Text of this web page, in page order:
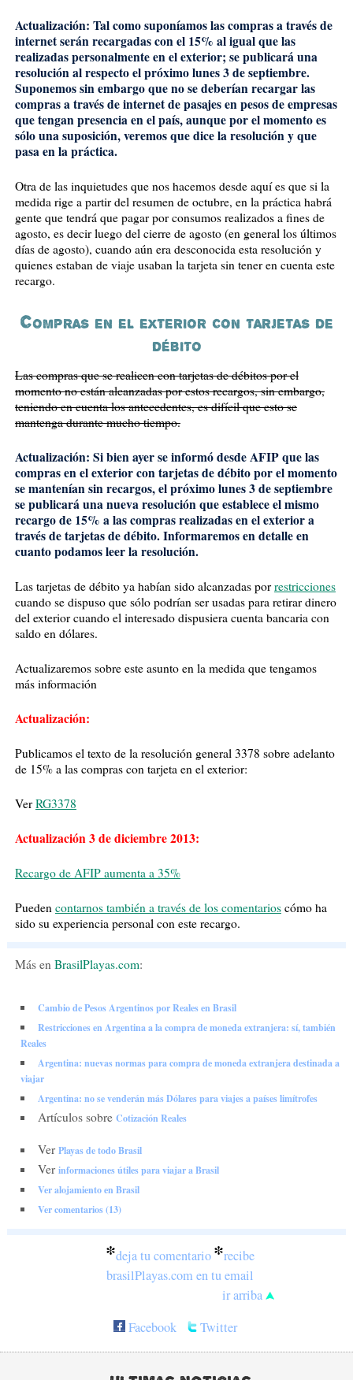
Actualización: Tal como suponíamos las compras a través de
internet serán recargadas con el 15% al igual que las
realizadas personalmente en el exterior; se publicará una
resolución al respecto el próximo lunes 3 de septiembre.
Suponemos sin embargo que no se deberían recargar las
compras a través de internet de pasajes en pesos de empresas
que tengan presencia en el país, aunque por el momento es
sólo una suposición, veremos que dice la resolución y que
pasa en la práctica.
Otra de las inquietudes que nos hacemos desde aquí es que si la
medida rige a partir del resumen de octubre, en la práctica habrá
gente que tendrá que pagar por consumos realizados a fines de
agosto, es decir luego del cierre de agosto (en general los últimos
días de agosto), cuando aún era desconocida esta resolución y
quienes estaban de viaje usaban la tarjeta sin tener en cuenta este
recargo.
Compras en el exterior con tarjetas de
débito
Las compras que se realicen con tarjetas de débitos por el
momento no están alcanzadas por estos recargos, sin embargo,
teniendo en cuenta los antecedentes, es difícil que esto se
mantenga durante mucho tiempo.
Actualización: Si bien ayer se informó desde AFIP que las
compras en el exterior con tarjetas de débito por el momento
se mantenían sin recargos, el próximo lunes 3 de septiembre
se publicará una nueva resolución que establece el mismo
recargo de 15% a las compras realizadas en el exterior a
través de tarjetas de débito. Informaremos en detalle en
cuanto podamos leer la resolución.
Las tarjetas de débito ya habían sido alcanzadas porrestricciones
cuando se dispuso que sólo podrían ser usadas para retirar dinero
del exterior cuando el interesado dispusiera cuenta bancaria con
saldo en dólares.
Actualizaremos sobre este asunto en la medida que tengamos
más información
Actualización:
Publicamos el texto de la resolución general 3378 sobre adelanto
de 15% a las compras con tarjeta en el exterior:
VerRG3378
Actualización 3 de diciembre 2013:
Recargo de AFIP aumenta a 35%
Pueden contarnos también a través de los comentarioscómo ha
sido su experiencia personal con este recargo.
Más en BrasilPlayas.com:
Cambio de Pesos Argentinos por Reales en Brasil
Restricciones en Argentina a la compra de moneda extranjera: sí, también
Reales
Argentina: nuevas normas para compra de moneda extranjera destinada a
viajar
Argentina: no se venderán más Dólares para viajes a países limítrofes
Artículos sobre Cotización Reales
Ver Playas de todo Brasil
Ver informaciones útiles para viajar a Brasil
Ver alojamiento en Brasil
Ver comentarios (13)
*deja tu comentario*recibe
brasilPlayas.com en tu email
ir arriba
Facebook
Twitter